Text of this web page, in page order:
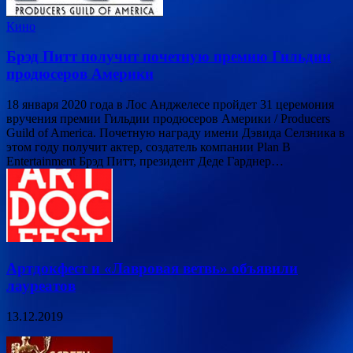
Кино
Брэд Питт получит почетную премию Гильдии
продюсеров Америки
18 января 2020 года в Лос Анджелесе пройдет 31 церемония
вручения премии Гильдии продюсеров Америки / Producers
Guild of America. Почетную награду имени Дэвида Селзника в
этом году получит актер, создатель компании Plan B
Entertainment Брэд Питт, президент Деде Гарднер…
Артдокфест и «Лавровая ветвь» объявили
лауреатов
13.12.2019